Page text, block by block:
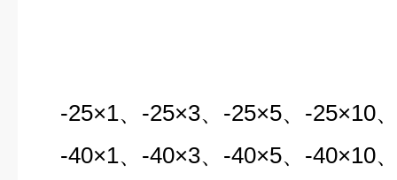
-25×1、-25×3、-25×5、-25×10
-40×1、-40×3、-40×5、-40×10